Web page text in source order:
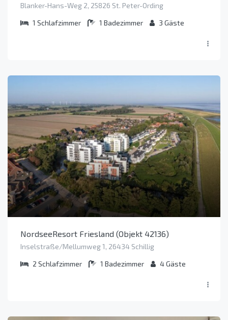
Blanker-Hans-Weg 2, 25826 St. Peter-Ording
1 Schlafzimmer 1 Badezimmer 3 Gäste
NordseeResort Friesland (Objekt 42136)
Inselstraße/Mellumweg 1, 26434 Schillig
2 Schlafzimmer 1 Badezimmer 4Gäste